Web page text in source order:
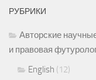
РУБРИКИ
Авторские
и правовая
English (12)